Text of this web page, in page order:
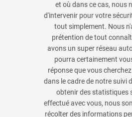
et où dans ce cas, nous
d'intervenir pour votre
tout simplement. Nous
prétention de tout
avons un super réseau
pourra certainement
réponse que vous
dans le cadre de notre suivi
obtenir des statistiques
effectué avec vous, nous
récolter des informations